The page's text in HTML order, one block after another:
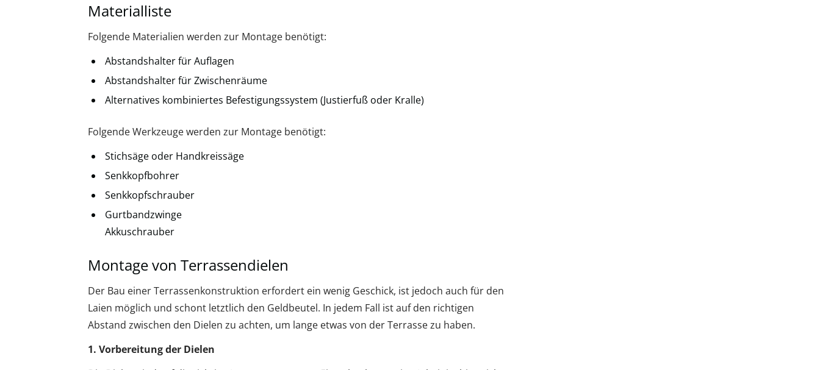
Materialliste
Folgende Materialien werden zur Montage benötigt:
Abstandshalter für Auflagen
Abstandshalter für Zwischenräume
Alternatives kombiniertes Befestigungssystem (Justierfuß oder Kralle)
Folgende Werkzeuge werden zur Montage benötigt:
Stichsäge oder Handkreissäge
Senkkopfbohrer
Senkkopfschrauber
Gurtbandzwinge
Akkuschrauber
Montage von Terrassendielen
Der Bau einer Terrassenkonstruktion erfordert ein wenig Geschick, ist jedoch auch für den
Laien möglich und schont letztlich den Geldbeutel. In jedem Fall ist auf den richtigen
Abstand zwischen den Dielen zu achten, um lange etwas von der Terrasse zu haben.
1. Vorbereitung der Dielen